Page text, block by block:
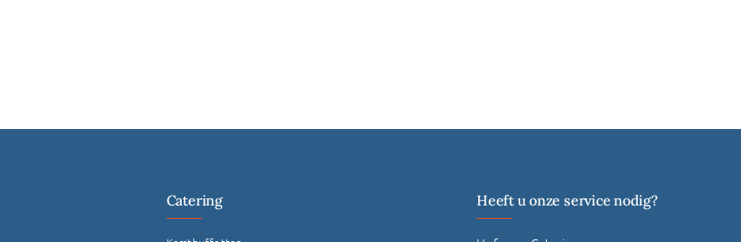
Catering Heeft u onze service nodig?